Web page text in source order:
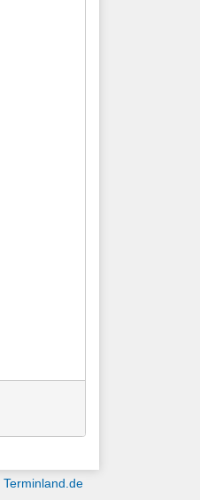
Terminland.de